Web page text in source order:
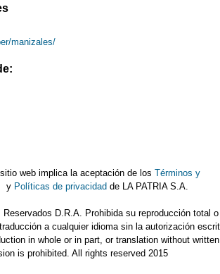
manizales/
web implica la aceptación de losTérminos y
y Políticas de privacidad de LA PATRIA S.A.
Reservados D.R.A. Prohibida su reproducción total o
a cualquier idioma sin la autorización
in whole or in part, or translation without written
is prohibited. All rights reserved 2015